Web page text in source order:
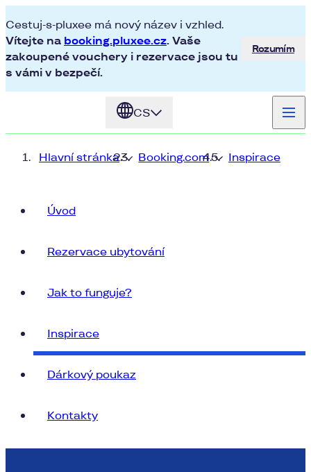
Cestuj-s-pluxee má nový název i vzhled.
Vítejte na booking.pluxee.cz. Vaše
zakoupené vouchery i rezervace jsou tu
s vámi v bezpečí.
Rozumím
CS
Hlavní stránka Booking.com Inspirace
Úvod
Rezervace ubytování
Jak to funguje?
Inspirace
Dárkový poukaz
Kontakty